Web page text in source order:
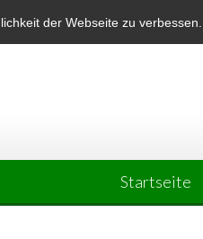
der Webseite zu
Startseite